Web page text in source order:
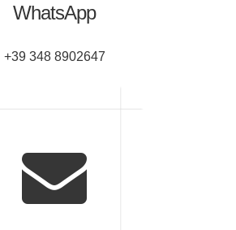
WhatsApp
+39 348 8902647